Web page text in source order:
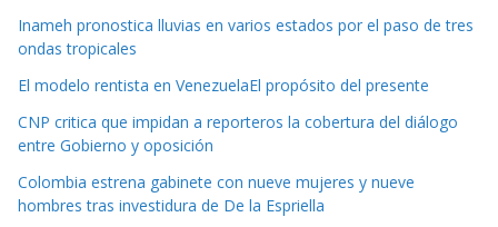
Inameh pronostica lluvias en varios estados por el paso de tres
ondas tropicales
El modelo rentista en VenezuelaEl propósito del presente
CNP critica que impidan a reporteros la cobertura del diálogo
entre Gobierno y oposición
Colombia estrena gabinete con nueve mujeres y nueve
hombres tras investidura de De la Espriella